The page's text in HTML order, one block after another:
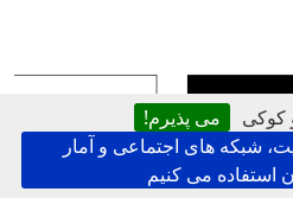
می پذیرم!
شبکه های اجتماعی و آمار
استفاده می کنیم